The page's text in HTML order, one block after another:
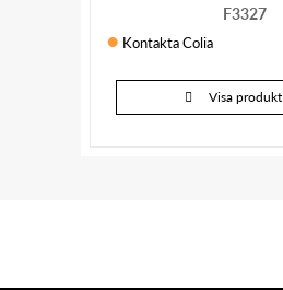
F3327
Kontakta Colia
Visa produkt